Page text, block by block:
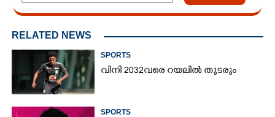
RELATED NEWS
SPORTS
വിനി 2032വരെ റയലിൽ തുടരും
SPORTS